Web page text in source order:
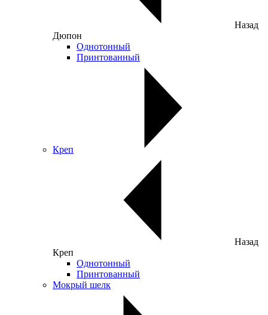
Назад
Дюпон
Однотонный
Принтованный
Креп
Назад
Креп
Однотонный
Принтованный
Мокрый шелк